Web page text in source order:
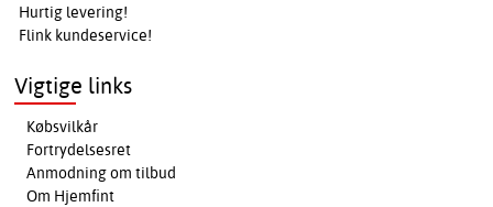
Hurtig levering!
Flink kundeservice!
Vigtige links
Købsvilkår
Fortrydelsesret
Anmodning om tilbud
Om Hjemfint